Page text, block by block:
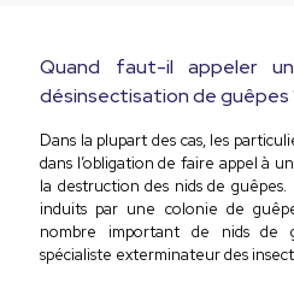
Quand faut-il appeler
désinsectisation de guêpes
Dans la plupart des cas, les
dans l’obligation de faire appel à
la destruction des nids de
induits par une colonie de
nombre important de nids de
spécialiste exterminateur des